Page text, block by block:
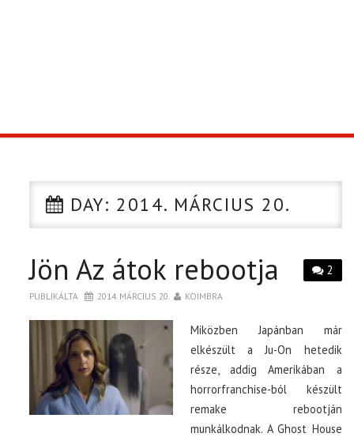
CIKK
PÓLÓ RENDELÉS
DAY: 2014. MÁRCIUS 20.
2
Jön Az átok rebootja
PUBLIKÁLTA 2014. MÁRCIUS 20. KOIMBRA
Miközben Japánban már
elkészült a Ju-On hetedik
része, addig Amerikában a
horrorfranchise-ból készült
remake rebootján
munkálkodnak. A Ghost House